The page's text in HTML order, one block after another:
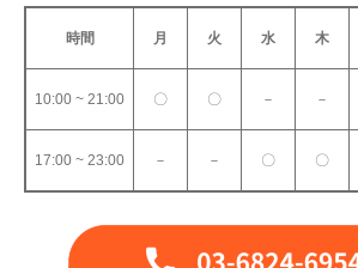
時間 月 火 水 木
10:00 ~ 21:00 〇 〇 － －
17:00 ~ 23:00 － － 〇 〇